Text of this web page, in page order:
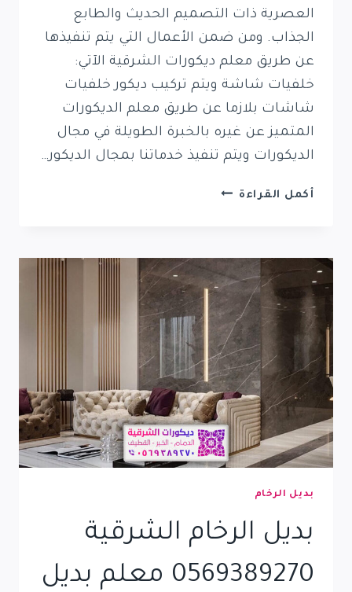
العصرية ذات التصميم الحديث والطابع
الجذاب. ومن ضمن الأعمال التي يتم تنفيذها
عن طريق معلم ديكورات الشرقية الآتي:
خلفيات شاشة ويتم تركيب ديكور خلفيات
شاشات بلازما عن طريق معلم الديكورات
المتميز عن غيره بالخبرة الطويلة في مجال
الديكورات ويتم تنفيذ خدماتنا بمجال الديكور…
أكمل القراءة ديكورات
ديكورات
الدمام
الخبر
القطيف
بديل الرخام
بديل الرخام الشرقية
0569389270 معلم بديل